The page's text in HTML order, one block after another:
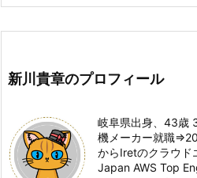
新川貴章のプロフィール
岐阜県出身、43歳
機メーカー就職
からIretのクラウ
Japan AWS Top